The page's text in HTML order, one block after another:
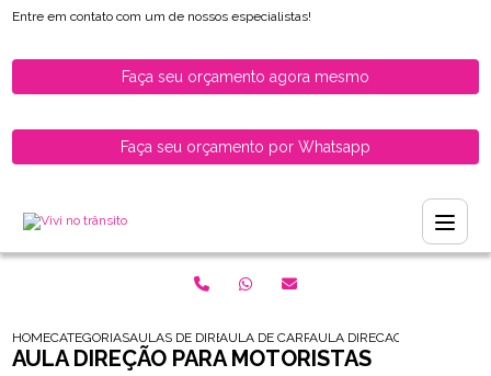
Entre em contato com um de nossos especialistas!
Faça seu orçamento agora mesmo
Faça seu orçamento por Whatsapp
HOMECATEGORIASAULAS DE DIRECAO PARA HABILITADOS
AULA DE CARRO PARA MOTORISTAS
AULA DIRECAO PARA
AULA DIREÇÃO PARA MOTORISTAS